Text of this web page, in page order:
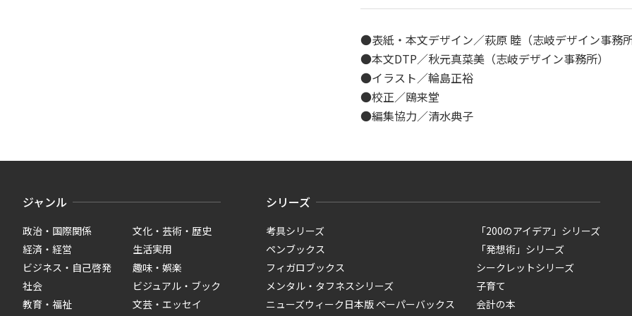
●表紙・本文デザイン／萩原 睦（志岐デザイン事務
●本文DTP／秋元真菜美（志岐デザイン事務所）
●イラスト／輪島正裕
●校正／鴎来堂
●編集協力／清水典子
ジャンル
政治・国際関係
経済・経営
ビジネス・自己啓発
社会
教育・福祉
文化・芸術・歴史
生活実用
趣味・娯楽
ビジュアル・ブック
文芸・エッセイ
シリーズ
考具シリーズ
ペンブックス
フィガロブックス
メンタル・タフネスシリーズ
ニューズウィーク日本版 ペーパーバックス
「200のアイデア」シリーズ
「発想術」シリーズ
シークレットシリーズ
子育て
会計の本